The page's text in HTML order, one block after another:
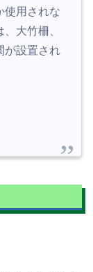
使用されな
大竹柵、
が設置され